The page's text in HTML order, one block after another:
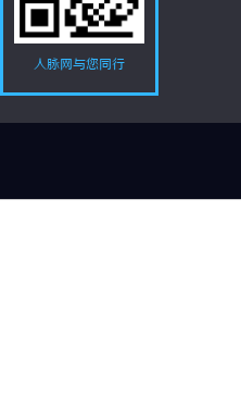
人脉网与您同行